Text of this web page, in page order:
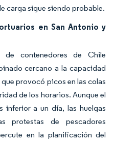
carga sigue siendo probable.
en San Antonio y
de contenedores de Chile
cercano a la capacidad
provocó picos en las colas
de los horarios. Aunque el
inferior a un día, las huelgas
protestas de pescadores
en la planificación del